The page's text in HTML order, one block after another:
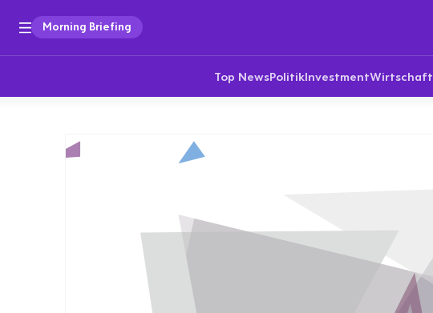
Morning Briefing
Top NewsPolitikInvestmentWirtschaft